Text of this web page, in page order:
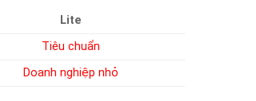
Lite
Tiêu chuẩn
Doanh nghiệp nhỏ